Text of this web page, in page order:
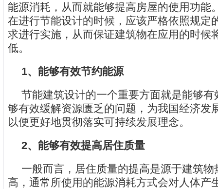
能源消耗，从而就能够提高房屋的使用功能
在进行节能设计的时候，应该严格依照规定
求进行实施，从而保证建筑物在应用的时候
低。
1、能够有效节约能源
节能建筑设计的一个重要方面就是能够
够有效缓解资源匮乏的问题，为我国经济发
以便更好地贯彻落实可持续发展理念。
2、能够有效提高居住质量
一般而言，居住质量的提高是源于建筑
高，通常所使用的能源消耗方式会对人体产